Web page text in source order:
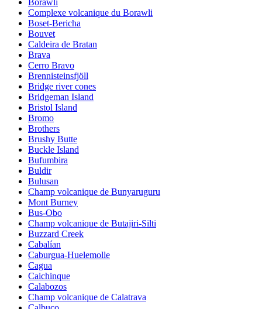
Complexe volcanique du Borawli
Boset-Bericha
Bouvet
Caldeira de Bratan
Brava
Cerro Bravo
Brennisteinsfjöll
Bridge river cones
Bridgeman Island
Bristol Island
Bromo
Brothers
Brushy Butte
Buckle Island
Bufumbira
Buldir
Bulusan
Champ volcanique de Bunyaruguru
Mont Burney
Bus-Obo
Champ volcanique de Butajiri-Silti
Buzzard Creek
Cabalían
Caburgua-Huelemolle
Cagua
Caichinque
Calabozos
Champ volcanique de Calatrava